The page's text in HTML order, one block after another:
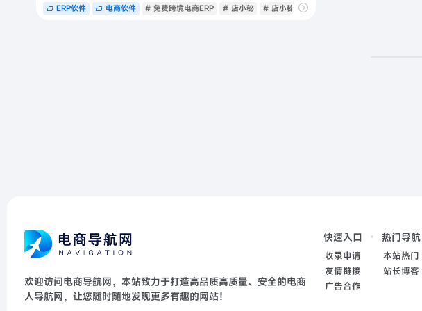
ERP软件 电商软件 # 免费跨境电商ERP # 店小秘 # 店小秘ERP
欢迎访问电商导航网，本站致力于打造高品质高质量、安全的电商
人导航网，让您随时随地发现更多有趣的网站！
快速入口
收录申请
友情链接
广告合作
热门导航
本站热门
站长博客